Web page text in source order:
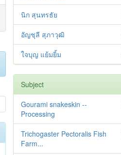
นิก สุนทรธัย
อัญชุลี สุภาวุฒิ
ใจบุญ แย้มยิ้ม
Subject
Gourami snakeskin --
Processing
Trichogaster Pectoralis Fish
Farm...